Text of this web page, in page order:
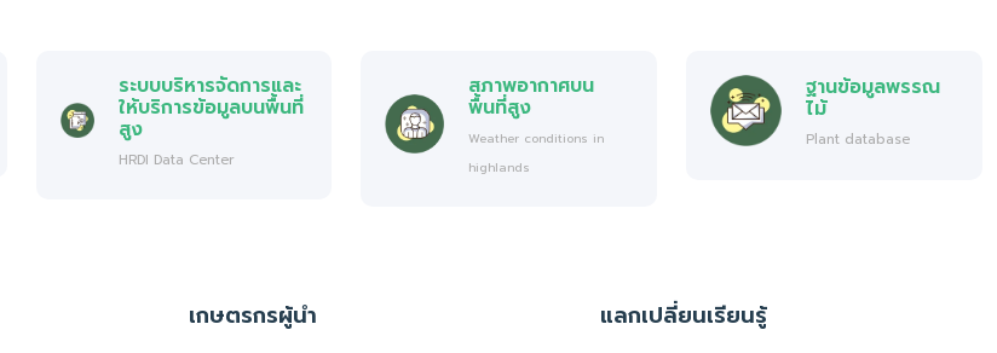
ระบบบริหารจัดการและ
ให้บริการข้อมูลบนพื้นที่
สูง
HRDI Data Center
สภาพอากาศบน
พื้นที่สูง
Weather conditions in
highlands
ฐานข้อมูลพรรณ
ไม้
Plant database
เกษตรกรผู้นำ แลกเปลี่ยนเรียนรู้